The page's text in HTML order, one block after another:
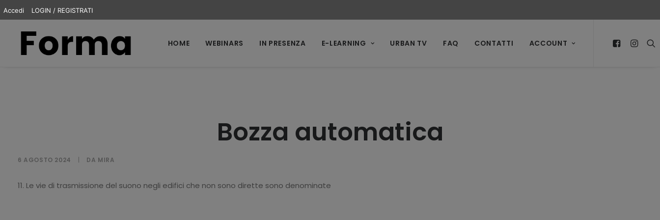
Accedi LOGIN / REGISTRATI
HOME WEBINARS IN PRESENZA E-LEARNING URBAN TV FAQ CONTATTI ACCOUNT
Bozza automatica
6 AGOSTO 2024 DA MIRA
11. Le vie di trasmissione del suono negli edifici che non sono dirette sono denominate